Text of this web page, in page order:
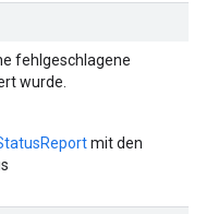
fehlgeschlagene
wurde.
mit den